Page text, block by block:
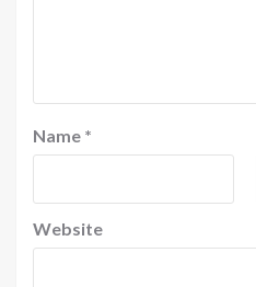
Name *
Website